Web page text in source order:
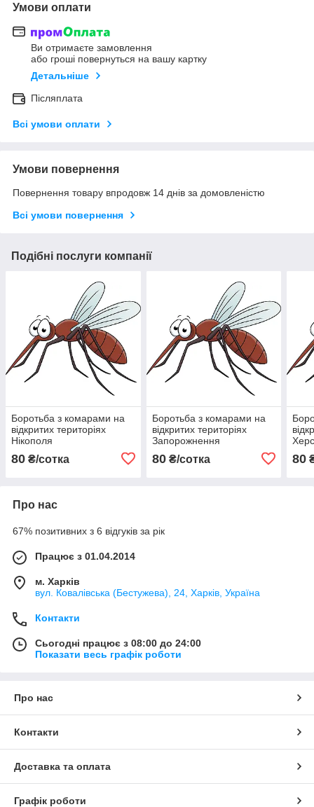
Умови оплати
Ви отримаєте замовлення
або гроші повернуться на вашу картку
Детальніше
Післяплата
Всі умови оплати
Умови повернення
Повернення товару впродовж 14 днів за домовленістю
Всі умови повернення
Подібні послуги компанії
Боротьба з комарами на
відкритих територіях
Нікополя
80 ₴/сотка
Боротьба з комарами на
відкритих територіях
Запорожнення
80₴/сотка 80
Про нас
67% позитивних з 6 відгуків за рік
Працює з 01.04.2014
м. Харків
вул. Ковалівська (Бестужева), 24, Харків, Україна
Контакти
Сьогодні працює з 08:00 до 24:00
Показати весь графік роботи
Про нас
Контакти
Доставка та оплата
Графік роботи